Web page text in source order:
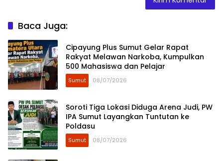
Baca Juga:
Cipayung Plus Sumut Gelar Rapat
Rakyat Melawan Narkoba, Kumpulkan
500 Mahasiswa dan Pelajar
Sumut 08/07/2026
Soroti Tiga Lokasi Diduga Arena Judi, PW
IPA Sumut Layangkan Tuntutan ke
Poldasu
Sumut 08/07/2026